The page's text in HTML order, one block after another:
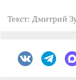
Текст: Дмитрий